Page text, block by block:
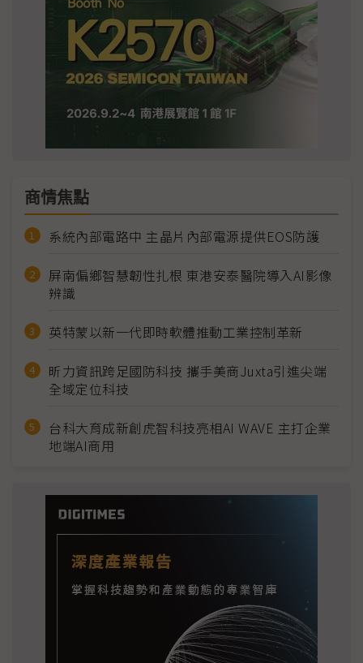
商情焦點
系統內部電路中 主晶片內部電源提供EOS防護
屏南偏鄉智慧韌性扎根 東港安泰醫院導入AI影像
辨識
英特蒙以新一代即時軟體推動工業控制革新
昕力資訊跨足國防科技 攜手美商Juxta引進尖端
全域定位科技
台科大育成新創虎智科技亮相AI WAVE 主打企業
地端AI商用